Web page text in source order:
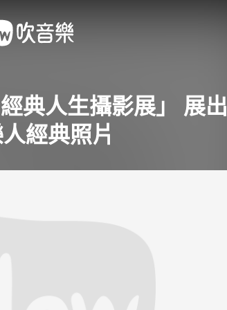
典人生攝影展」 展出
經典照片